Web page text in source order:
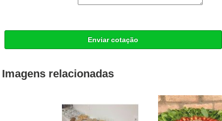
Enviar cotação
Imagens relacionadas